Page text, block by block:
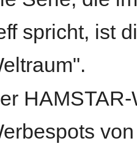
spricht, ist